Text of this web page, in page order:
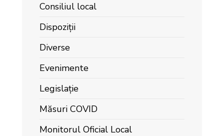
Consiliul local
Dispoziții
Diverse
Evenimente
Legislație
Măsuri COVID
Monitorul Oficial Local